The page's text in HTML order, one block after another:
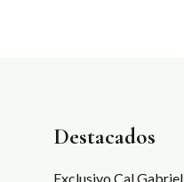
Destacados
Exclusivo Cal Gabriel